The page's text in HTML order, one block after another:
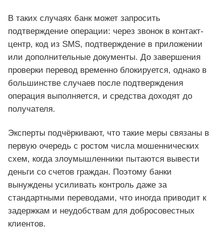
В таких случаях банк может запросить
подтверждение операции: через звонок в контакт-
центр, код из SMS, подтверждение в приложении
или дополнительные документы. До завершения
проверки перевод временно блокируется, однако в
большинстве случаев после подтверждения
операция выполняется, и средства доходят до
получателя.
Эксперты подчёркивают, что такие меры связаны в
первую очередь с ростом числа мошеннических
схем, когда злоумышленники пытаются вывести
деньги со счетов граждан. Поэтому банки
вынуждены усиливать контроль даже за
стандартными переводами, что иногда приводит к
задержкам и неудобствам для добросовестных
клиентов.